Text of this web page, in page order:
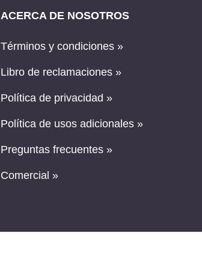
ACERCA DE NOSOTROS
Términos y condiciones »
Libro de reclamaciones »
Política de privacidad »
Política de usos adicionales »
Preguntas frecuentes »
Comercial »